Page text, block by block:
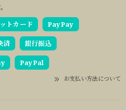
トカード PayPay
済 銀行振込
PayPal
お支払い方法について